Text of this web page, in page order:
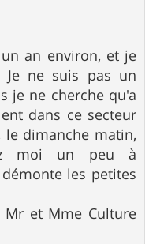
an environ, et je
Je ne suis pas un
je ne cherche qu'a
dans ce secteur
le dimanche matin,
moi un peu à
les petites
Mr et Mme Culture